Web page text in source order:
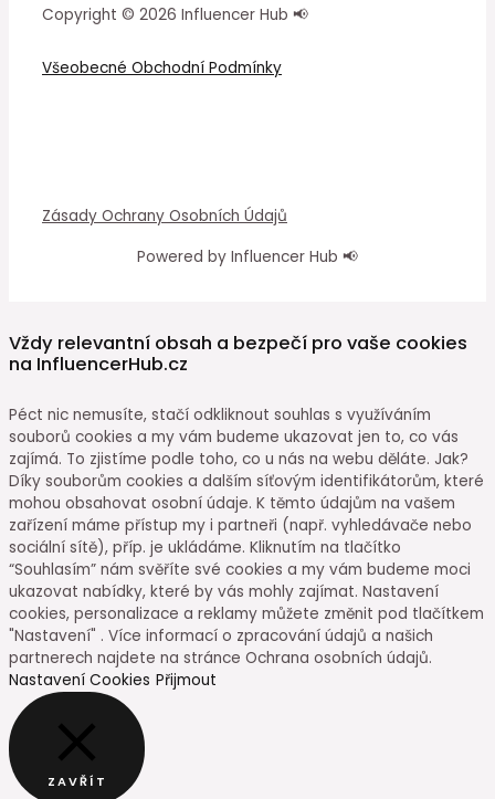
Copyright © 2026 Influencer Hub 📢
Všeobecné Obchodní Podmínky
Zásady Ochrany Osobních Údajů
Powered by Influencer Hub 📢
Vždy relevantní obsah a bezpečí pro vaše cookies
na InfluencerHub.cz
Péct nic nemusíte, stačí odkliknout souhlas s využíváním
souborů cookies a my vám budeme ukazovat jen to, co vás
zajímá. To zjistíme podle toho, co u nás na webu děláte. Jak?
Díky souborům cookies a dalším síťovým identifikátorům, které
mohou obsahovat osobní údaje. K těmto údajům na vašem
zařízení máme přístup my i partneři (např. vyhledávače nebo
sociální sítě), příp. je ukládáme. Kliknutím na tlačítko
“Souhlasím” nám svěříte své cookies a my vám budeme moci
ukazovat nabídky, které by vás mohly zajímat. Nastavení
cookies, personalizace a reklamy můžete změnit pod tlačítkem
"Nastavení" . Více informací o zpracování údajů a našich
partnerech najdete na stránce Ochrana osobních údajů.
Nastavení Cookies Přijmout
ZAVŘÍT